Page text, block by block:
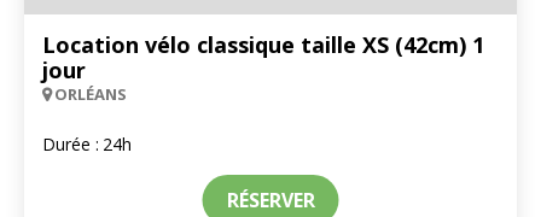
Location vélo classique taille XS (42cm) 1
jour
ORLÉANS
Durée : 24h
RÉSERVER